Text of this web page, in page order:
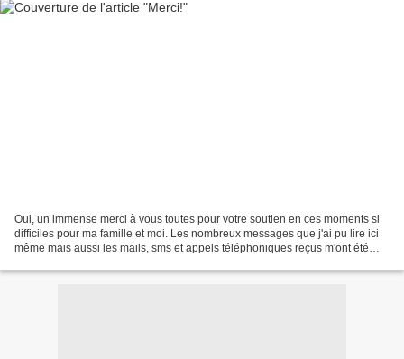
Oui, un immense merci à vous toutes pour votre soutien en ces moments si
difficiles pour ma famille et moi. Les nombreux messages que j'ai pu lire ici
même mais aussi les mails, sms et appels téléphoniques reçus m'ont été